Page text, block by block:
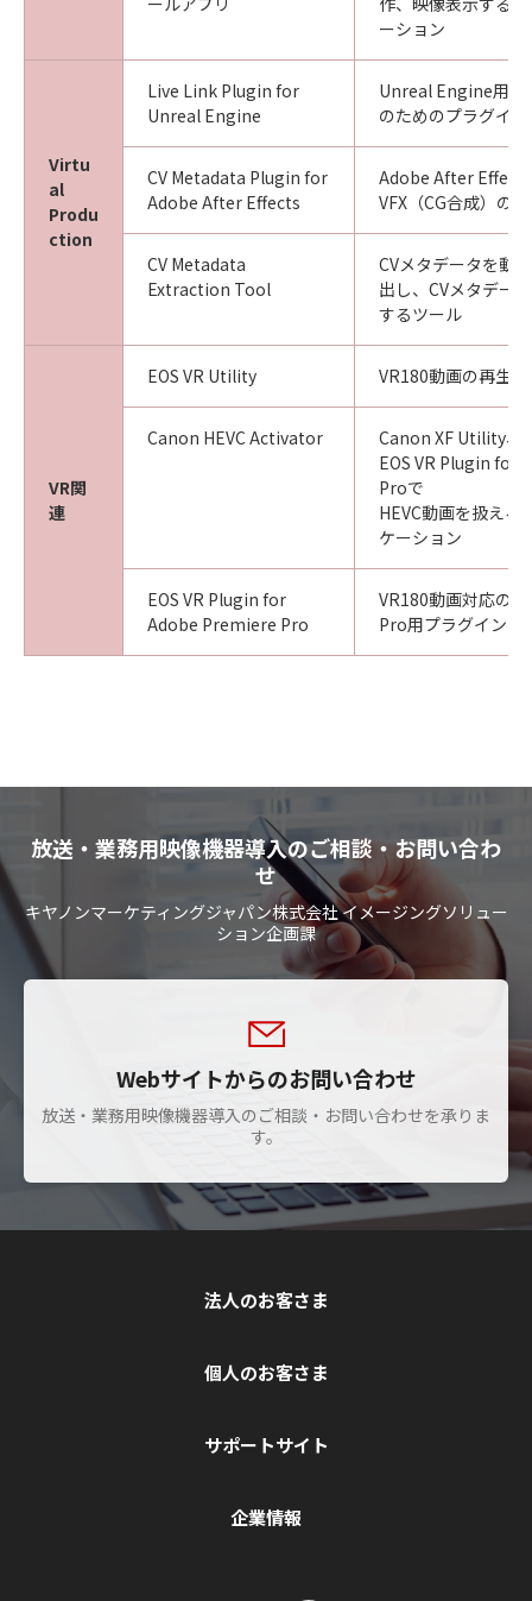
ーション
Virtu
al
Produ
ction
Live Link Plugin for
Unreal Engine
Unreal Engine用の
のためのプラグイン
CV Metadata Plugin for
Adobe After Effects
Adobe After
VFX（CG合成）の
CV Metadata
Extraction Tool
CVメタデータを動
出し、CVメタデー
するツール
VR関
連
EOS VR Utility VR180動画の再生
Canon HEVC Activator
Canon XF Utility、
EOS VR Plugin for
Proで
HEVC動画を扱える
ケーション
EOS VR Plugin for
Adobe Premiere Pro
VR180動画対応の
Pro用プラグイン
放送・業務用映像機器導入のご相談・お問い合わ
せ
キヤノンマーケティングジャパン株式会社 イメージングソリュー
ション企画課
Webサイトからのお問い合わせ
放送・業務用映像機器導入のご相談・お問い合わせを承りま
す。
法人のお客さま
個人のお客さま
サポートサイト
企業情報